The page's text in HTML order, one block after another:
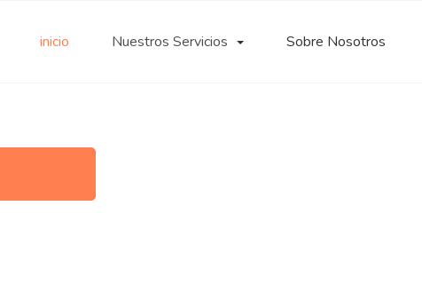
inicio Nuestros Servicios Sobre Nosotros